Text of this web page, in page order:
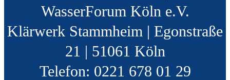
WasserForum Köln e.V.
Klärwerk Stammheim | Egonstraße
21 | 51061 Köln
Telefon: 0221 678 01 29